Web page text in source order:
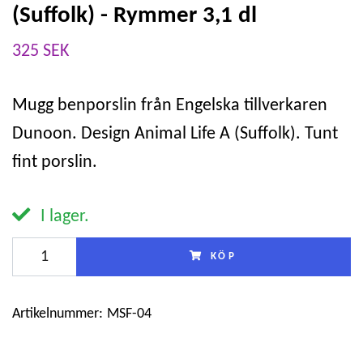
(Suffolk) - Rymmer 3,1 dl
325 SEK
Mugg benporslin från Engelska tillverkaren
Dunoon. Design Animal Life A (Suffolk). Tunt
fint porslin.
I lager.
KÖP
Artikelnummer: MSF-04